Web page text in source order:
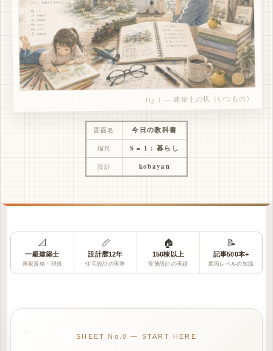
fig.1 — 建築士の机（いつもの）
図面名 今日の教科書
縮尺 S = 1 : 暮らし
設計 kobayan
📐
一級建築士
国家資格・現役
📏
設計歴12年
住宅設計の実務
🏠
150棟以上
実施設計の実績
📝
記事500本+
図面レベルの知識
SHEET No.0 — START HERE